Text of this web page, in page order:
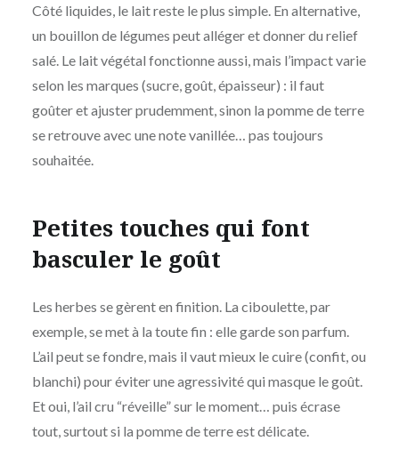
Côté liquides, le lait reste le plus simple. En alternative,
un bouillon de légumes peut alléger et donner du relief
salé. Le lait végétal fonctionne aussi, mais l’impact varie
selon les marques (sucre, goût, épaisseur) : il faut
goûter et ajuster prudemment, sinon la pomme de terre
se retrouve avec une note vanillée… pas toujours
souhaitée.
Petites touches qui font
basculer le goût
Les herbes se gèrent en finition. La ciboulette, par
exemple, se met à la toute fin : elle garde son parfum.
L’ail peut se fondre, mais il vaut mieux le cuire (confit, ou
blanchi) pour éviter une agressivité qui masque le goût.
Et oui, l’ail cru “réveille” sur le moment… puis écrase
tout, surtout si la pomme de terre est délicate.